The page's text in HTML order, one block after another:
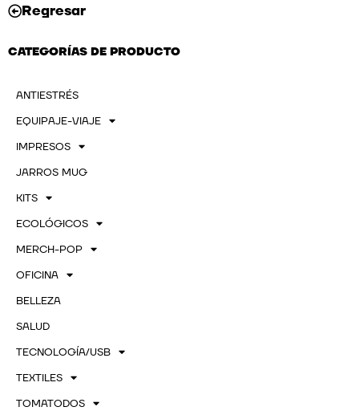
Regresar
CATEGORÍAS DE PRODUCTO
ANTIESTRÉS
EQUIPAJE-VIAJE
IMPRESOS
JARROS MUG
KITS
ECOLÓGICOS
MERCH-POP
OFICINA
BELLEZA
SALUD
TECNOLOGÍA/USB
TEXTILES
TOMATODOS